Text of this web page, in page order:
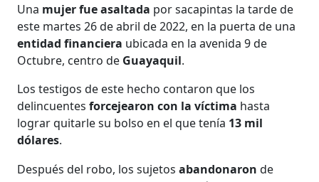
Una mujer fue asaltada por sacapintas la tarde de
este martes 26 de abril de 2022, en la puerta de una
entidad financiera ubicada en la avenida 9 de
Octubre, centro de Guayaquil.
Los testigos de este hecho contaron que los
delincuentesforcejearon con la víctima hasta
lograr quitarle su bolso en el que tenía 13 mil
dólares.
Después del robo, los sujetos abandonaron de